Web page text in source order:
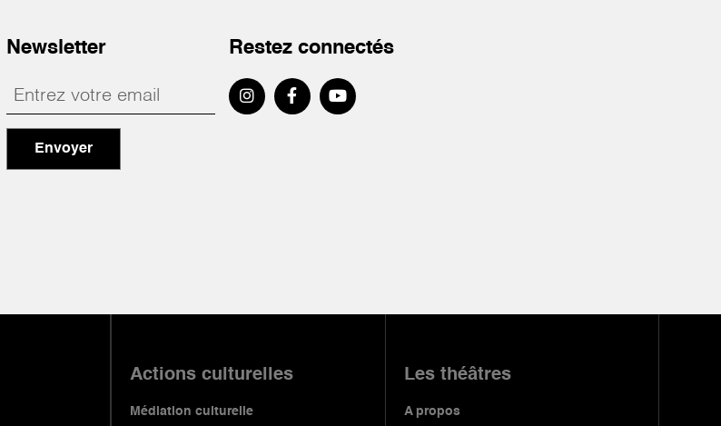
Newsletter
Envoyer
Restez connectés
Actions culturelles
Médiation culturelle
Les théâtres
A propos